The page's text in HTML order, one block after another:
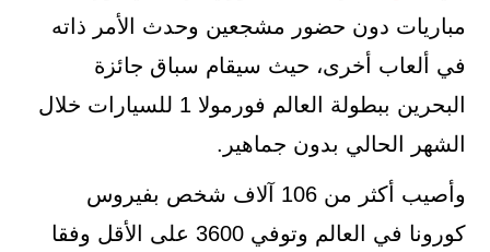
مباريات دون حضور مشجعين وحدث الأمر ذاته
في ألعاب أخرى، حيث سيقام سباق جائزة
البحرين ببطولة العالم فورمولا 1 للسيارات خلال
الشهر الحالي بدون جماهير.
وأصيب أكثر من 106 آلاف شخص بفيروس
كورونا في العالم وتوفي 3600 على الأقل وفقا